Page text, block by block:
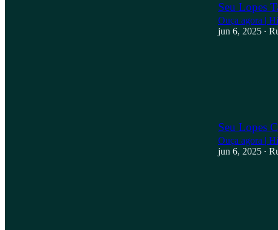
Seu Lopes
Ouça agora |
jun 6, 2025 •
Seu Lopes
Ouça agora |
jun 6, 2025 •